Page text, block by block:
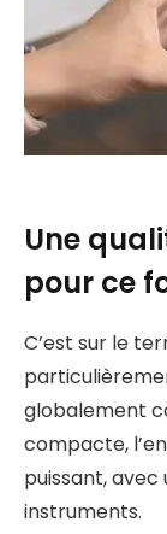
Une
pour ce
C’est sur le
globalement
compacte,
puissant, avec
instruments.